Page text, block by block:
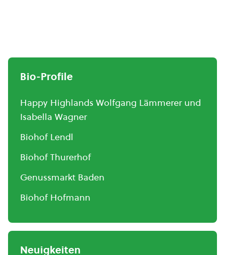
Bio-Profile
Happy Highlands Wolfgang Lämmerer und
Isabella Wagner
Biohof Lendl
Biohof Thurerhof
Genussmarkt Baden
Biohof Hofmann
Neuigkeiten